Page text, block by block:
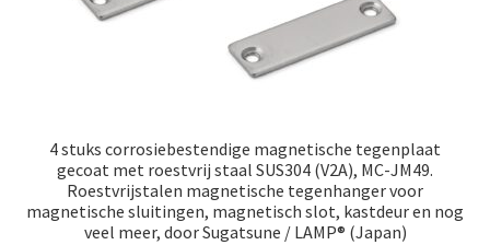
4 stuks corrosiebestendige magnetische tegenplaat
gecoat met roestvrij staal SUS304 (V2A), MC-JM49.
Roestvrijstalen magnetische tegenhanger voor
magnetische sluitingen, magnetisch slot, kastdeur en nog
veel meer, door Sugatsune / LAMP® (Japan)